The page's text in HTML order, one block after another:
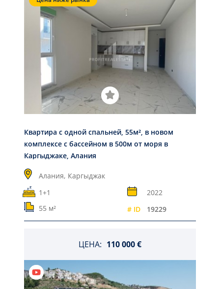
Квартира с одной спальней, 55м², в новом
комплексе с бассейном в 500м от моря в
Каргыджаке, Алания
Алания, Каргыджак
1+1
2022
55 м²
# ID 19229
ЦЕНА: 110 000 €